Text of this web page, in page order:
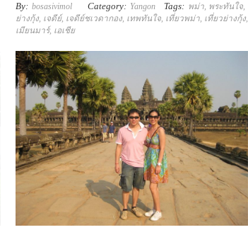
By: bosasivimol Category: Yangon Tags: พม่า, พระทันใจ,
ย่างกุ้ง, เจดีย์, เจดีย์ชเวดากอง, เทพทันใจ, เที่ยวพม่า, เที่ยวย่างกุ้ง,
เมียนมาร์, เอเชีย